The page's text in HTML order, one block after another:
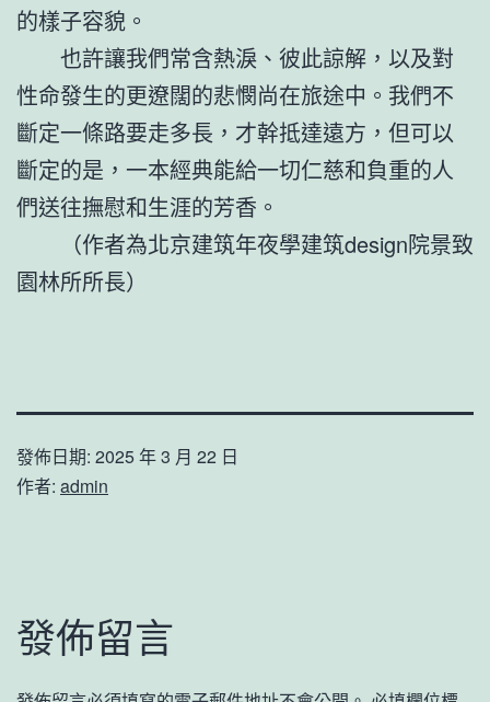
的樣子容貌。
也許讓我們常含熱淚、彼此諒解，以及對
性命發生的更遼闊的悲憫尚在旅途中。我們不
斷定一條路要走多長，才幹抵達遠方，但可以
斷定的是，一本經典能給一切仁慈和負重的人
們送往撫慰和生涯的芳香。
（作者為北京建筑年夜學建筑design院景致
園林所所長）
發佈日期: 2025 年 3 月 22 日
作者: admin
發佈留言